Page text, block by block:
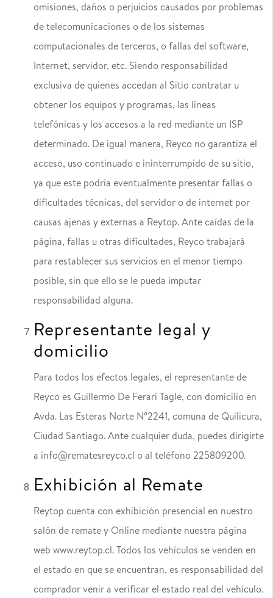
omisiones, daños o perjuicios causados por problemas
de telecomunicaciones o de los sistemas
computacionales de terceros, o fallas del software,
Internet, servidor, etc. Siendo responsabilidad
exclusiva de quienes accedan al Sitio contratar u
obtener los equipos y programas, las líneas
telefónicas y los accesos a la red mediante un ISP
determinado. De igual manera, Reyco no garantiza el
acceso, uso continuado e ininterrumpido de su sitio,
ya que este podría eventualmente presentar fallas o
dificultades técnicas, del servidor o de internet por
causas ajenas y externas a Reytop. Ante caídas de la
página, fallas u otras dificultades, Reyco trabajará
para restablecer sus servicios en el menor tiempo
posible, sin que ello se le pueda imputar
responsabilidad alguna.
Representante legal y
domicilio
Para todos los efectos legales, el representante de
Reyco es Guillermo De Ferari Tagle, con domicilio en
Avda. Las Esteras Norte N°2241, comuna de Quilicura,
Ciudad Santiago. Ante cualquier duda, puedes dirigirte
a info@rematesreyco.cl o al teléfono 225809200.
Exhibición al Remate
Reytop cuenta con exhibición presencial en nuestro
salón de remate y Online mediante nuestra página
web www.reytop.cl. Todos los vehículos se venden en
el estado en que se encuentran, es responsabilidad del
comprador venir a verificar el estado real del vehículo.